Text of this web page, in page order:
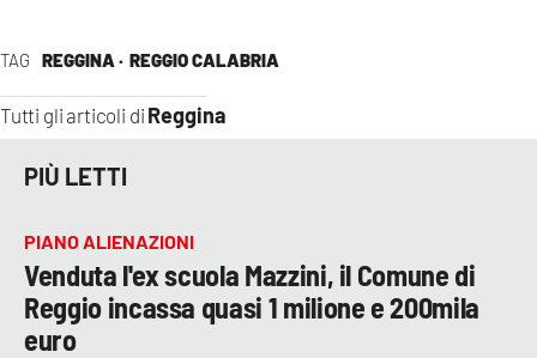
TAG REGGINA · REGGIO CALABRIA
Tutti gli articoli di Reggina
PIÙ LETTI
PIANO ALIENAZIONI
Venduta l'ex scuola Mazzini, il Comune di
Reggio incassa quasi 1 milione e 200mila
euro